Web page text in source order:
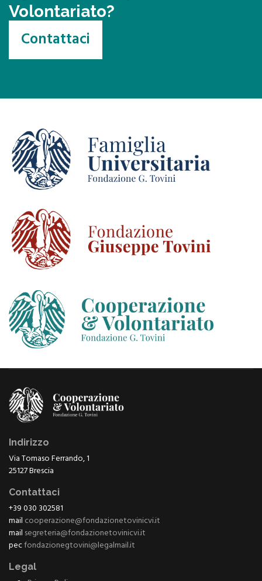
Volontariato?
Contattaci
Indirizzo
Via Tomaso Ferrando, 1
25127 Brescia
Contattaci
+39 030 302581
mail cooperazione@fondazionetovinicvi.it
mail segreteria@fondazionetovinicvi.it
pecfondazionegtovini@legalmail.it
Legal